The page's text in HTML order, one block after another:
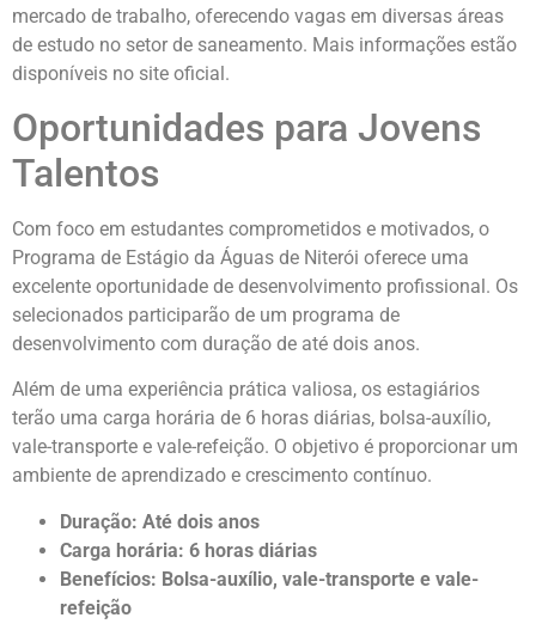
mercado de trabalho, oferecendo vagas em diversas áreas
de estudo no setor de saneamento. Mais informações estão
disponíveis no site oficial.
Oportunidades para Jovens
Talentos
Com foco em estudantes comprometidos e motivados, o
Programa de Estágio da Águas de Niterói oferece uma
excelente oportunidade de desenvolvimento profissional. Os
selecionados participarão de um programa de
desenvolvimento com duração de até dois anos.
Além de uma experiência prática valiosa, os estagiários
terão uma carga horária de 6 horas diárias, bolsa-auxílio,
vale-transporte e vale-refeição. O objetivo é proporcionar um
ambiente de aprendizado e crescimento contínuo.
Duração: Até dois anos
Carga horária: 6 horas diárias
Benefícios: Bolsa-auxílio, vale-transporte e vale-
refeição